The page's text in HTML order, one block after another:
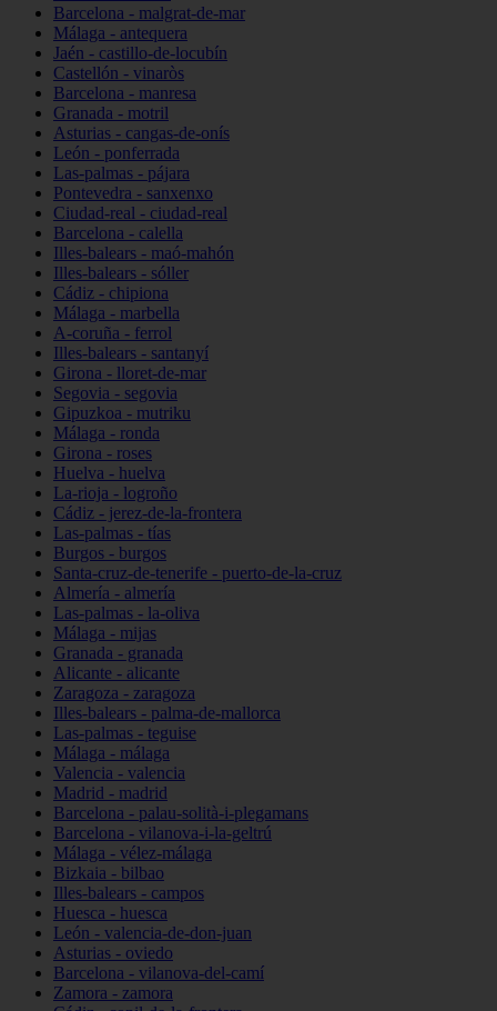
Barcelona - malgrat-de-mar
Málaga - antequera
Jaén - castillo-de-locubín
Castellón - vinaròs
Barcelona - manresa
Granada - motril
Asturias - cangas-de-onís
León - ponferrada
Las-palmas - pájara
Pontevedra - sanxenxo
Ciudad-real - ciudad-real
Barcelona - calella
Illes-balears - maó-mahón
Illes-balears - sóller
Cádiz - chipiona
Málaga - marbella
A-coruña - ferrol
Illes-balears - santanyí
Girona - lloret-de-mar
Segovia - segovia
Gipuzkoa - mutriku
Málaga - ronda
Girona - roses
Huelva - huelva
La-rioja - logroño
Cádiz - jerez-de-la-frontera
Las-palmas - tías
Burgos - burgos
Santa-cruz-de-tenerife - puerto-de-la-cruz
Almería - almería
Las-palmas - la-oliva
Málaga - mijas
Granada - granada
Alicante - alicante
Zaragoza - zaragoza
Illes-balears - palma-de-mallorca
Las-palmas - teguise
Málaga - málaga
Valencia - valencia
Madrid - madrid
Barcelona - palau-solità-i-plegamans
Barcelona - vilanova-i-la-geltrú
Málaga - vélez-málaga
Bizkaia - bilbao
Illes-balears - campos
Huesca - huesca
León - valencia-de-don-juan
Asturias - oviedo
Barcelona - vilanova-del-camí
Zamora - zamora